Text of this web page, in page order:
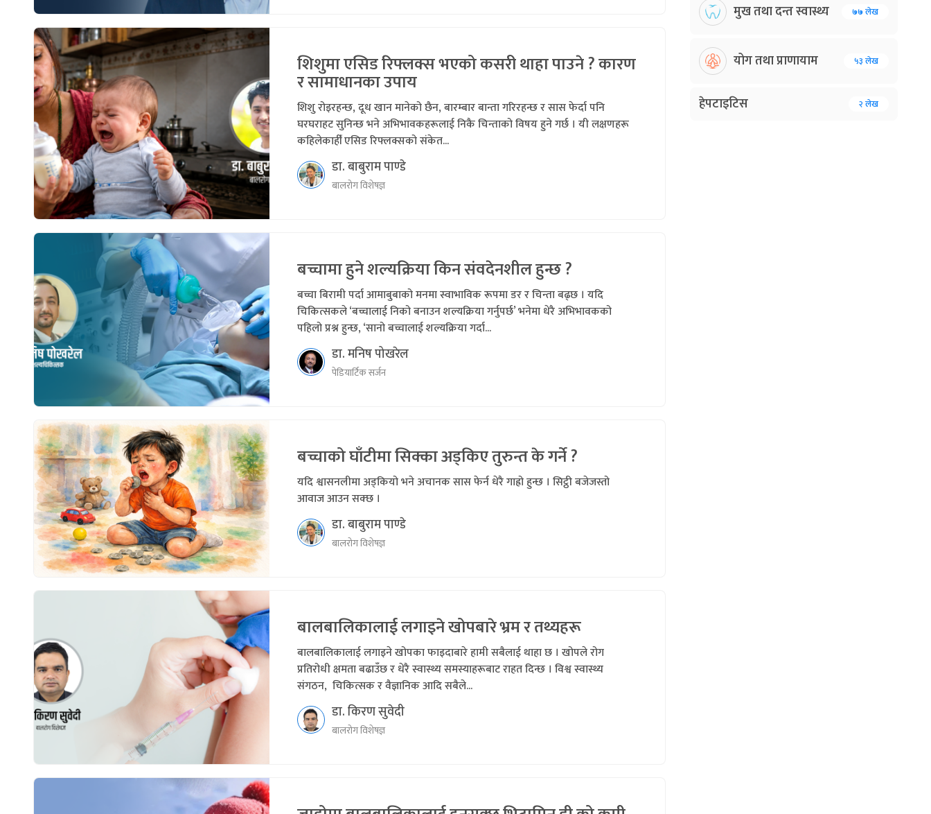
शिशुमा एसिड रिफ्लक्स भएको कसरी थाहा पाउने ? कारण
र सामाधानका उपाय
शिशु रोइरहन्छ, दूध खान मानेको छैन, बारम्बार बान्ता गरिरहन्छ र सास फेर्दा पनि
घरघराहट सुनिन्छ भने अभिभावकहरूलाई निकै चिन्ताको विषय हुने गर्छ । यी लक्षणहरू
कहिलेकाहीँ एसिड रिफ्लक्सको संकेत...
डा. बाबुराम पाण्डे
बालरोग विशेषज्ञ
बच्चामा हुने शल्यक्रिया किन संवदेनशील हुन्छ ?
बच्चा बिरामी पर्दा आमाबुबाको मनमा स्वाभाविक रूपमा डर र चिन्ता बढ्छ । यदि
चिकित्सकले ‘बच्चालाई निको बनाउन शल्यक्रिया गर्नुपर्छ’ भनेमा धेरै अभिभावकको
पहिलो प्रश्न हुन्छ, ‘सानो बच्चालाई शल्यक्रिया गर्दा...
डा. मनिष पोखरेल
पेडियार्टिक सर्जन
बच्चाको घाँटीमा सिक्का अड्किए तुरुन्त के गर्ने ?
यदि श्वासनलीमा अड्कियो भने अचानक सास फेर्न धेरै गाह्रो हुन्छ । सिट्ठी बजेजस्तो
आवाज आउन सक्छ ।
डा. बाबुराम पाण्डे
बालरोग विशेषज्ञ
बालबालिकालाई लगाइने खोपबारे भ्रम र तथ्यहरू
बालबालिकालाई लगाइने खोपका फाइदाबारे हामी सबैलाई थाहा छ । खोपले रोग
प्रतिरोधी क्षमता बढाउँछ र धेरै स्वास्थ्य समस्याहरूबाट राहत दिन्छ । विश्व स्वास्थ्य
संगठन, चिकित्सक र वैज्ञानिक आदि सबैले...
डा. किरण सुवेदी
बालरोग विशेषज्ञ
मुख तथा दन्त स्वास्थ्य ७७ लेख
योग तथा प्राणायाम ५३ लेख
हेपटाइटिस २ लेख